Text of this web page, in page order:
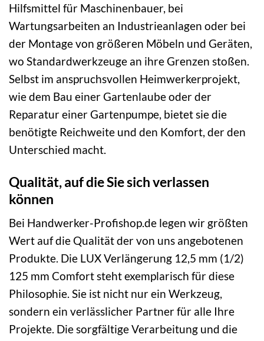
Hilfsmittel für Maschinenbauer, bei
Wartungsarbeiten an Industrieanlagen oder bei
der Montage von größeren Möbeln und Geräten,
wo Standardwerkzeuge an ihre Grenzen stoßen.
Selbst im anspruchsvollen Heimwerkerprojekt,
wie dem Bau einer Gartenlaube oder der
Reparatur einer Gartenpumpe, bietet sie die
benötigte Reichweite und den Komfort, der den
Unterschied macht.
Qualität, auf die Sie sich verlassen
können
Bei Handwerker-Profishop.de legen wir größten
Wert auf die Qualität der von uns angebotenen
Produkte. Die LUX Verlängerung 12,5 mm (1/2)
125 mm Comfort steht exemplarisch für diese
Philosophie. Sie ist nicht nur ein Werkzeug,
sondern ein verlässlicher Partner für alle Ihre
Projekte. Die sorgfältige Verarbeitung und die